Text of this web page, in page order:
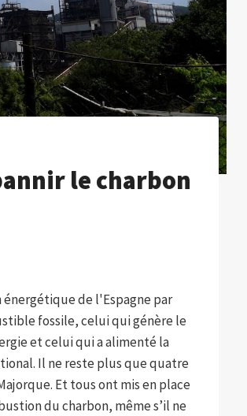
le charbon
de l'Espagne par
fossile, celui qui génère le
et celui qui a alimenté la
Il ne reste plus que quatre
Et tous ont mis en place
du charbon, même s’il ne